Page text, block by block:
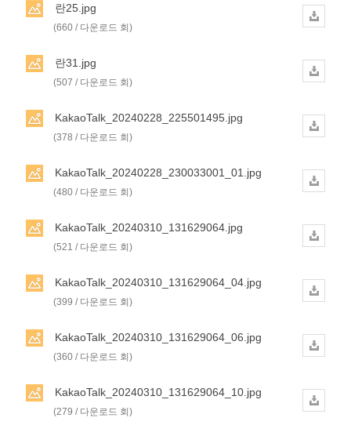
란25.jpg
(660 / 다운로드 회)
란31.jpg
(507 / 다운로드 회)
KakaoTalk_20240228_225501495.jpg
(378 / 다운로드 회)
KakaoTalk_20240228_230033001_01.jpg
(480 / 다운로드 회)
KakaoTalk_20240310_131629064.jpg
(521 / 다운로드 회)
KakaoTalk_20240310_131629064_04.jpg
(399 / 다운로드 회)
KakaoTalk_20240310_131629064_06.jpg
(360 / 다운로드 회)
KakaoTalk_20240310_131629064_10.jpg
(279 / 다운로드 회)